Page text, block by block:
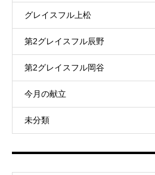
グレイスフル上松
第2グレイスフル辰野
第2グレイスフル岡谷
今月の献立
未分類